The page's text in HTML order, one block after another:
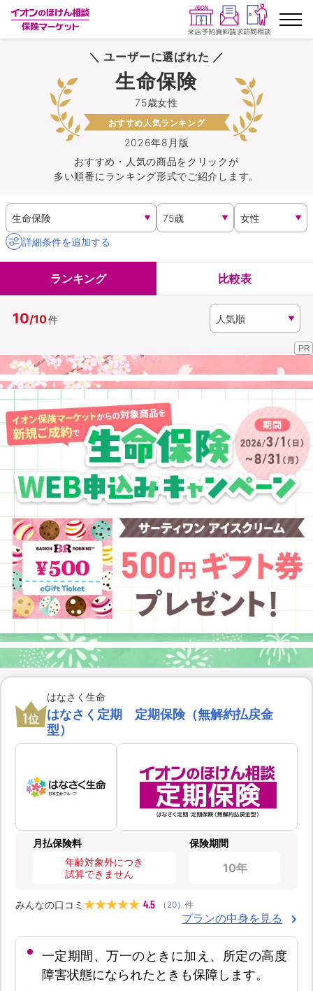
ランキングから探す
保険を比較する
保険会社から探す
イオンカード会員さま専用保険
キャンペーン一覧
イオングループ従業員さま向け
資料請求
（無料）
訪問相談
イオンカード会員さま専用保険
＼ ユーザーに選ばれた ／
2026年8月版
75歳女性
生命保険
おすすめ人気ランキング
おすすめ・人気の商品をクリックが
多い順番にランキング形式でご紹介します。
詳細条件を追加する
ランキング 比較表
10/10件
PR
1位
はなさく生命
はなさく定期 定期保険（無解約払戻金
型）
月払保険料
年齢対象外につき
試算できません
保険期間
10年
みんなの口コミ 4.5 （ 20） 件
プランの中身を見る
一定期間、万一のときに加え、所定の高度
障害状態になられたときも保障します。